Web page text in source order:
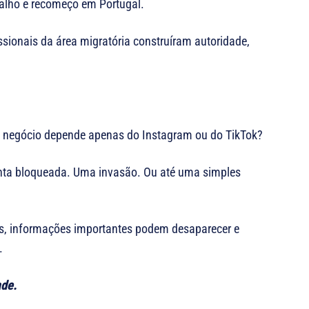
e recomeço em Portugal.
da área migratória construíram autoridade,
depende apenas do Instagram ou do TikTok?
bloqueada. Uma invasão. Ou até uma simples
informações importantes podem desaparecer e